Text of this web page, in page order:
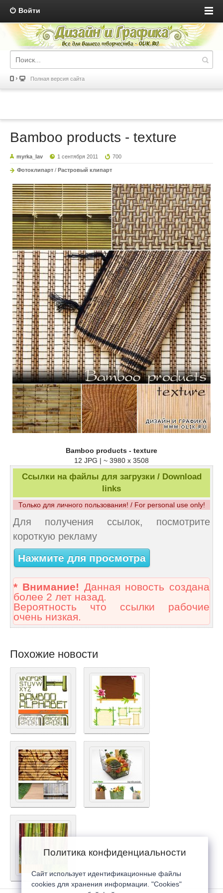
Войти
Полная версия сайта
Bamboo products - texture
myrka_lav 1 сентября 2011 700
Фотоклипарт / Растровый клипарт
Bamboo products - texture
12 JPG | ~ 3980 x 3508
Ссылки на файлы для загрузки / Download
links
Только для личного пользования! / For personal use only!
Для получения ссылок, посмотрите
короткую рекламу
Нажмите для просмотра
* Внимание! Данная новость создана
более 2 лет назад.
Вероятность что ссылки рабочие
очень низкая.
Похожие новости
Политика конфиденциальности
Сайт использует идентификационные файлы
cookies для хранения информации. "Cookies"